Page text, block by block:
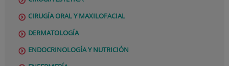
CIRUGÍA ORAL Y MAXILOFACIAL
DERMATOLOGÍA
ENDOCRINOLOGÍA Y NUTRICIÓN